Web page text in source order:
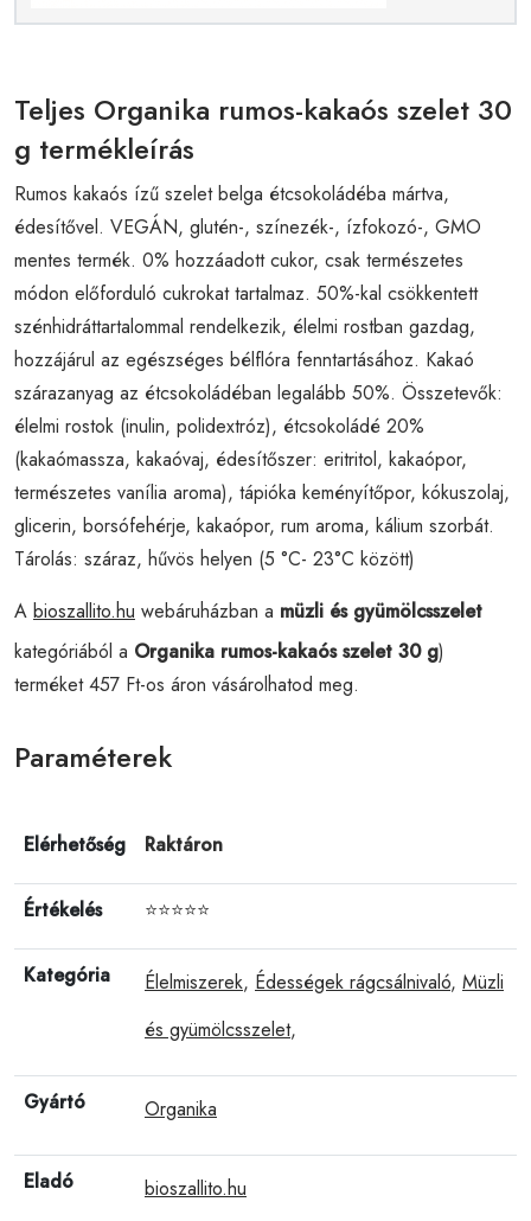
Teljes Organika rumos-kakaós szelet 30
g termékleírás
Rumos kakaós ízű szelet belga étcsokoládéba mártva,
édesítővel. VEGÁN, glutén-, színezék-, ízfokozó-, GMO
mentes termék. 0% hozzáadott cukor, csak természetes
módon előforduló cukrokat tartalmaz. 50%-kal csökkentett
szénhidráttartalommal rendelkezik, élelmi rostban gazdag,
hozzájárul az egészséges bélflóra fenntartásához. Kakaó
szárazanyag az étcsokoládéban legalább 50%. Összetevők:
élelmi rostok (inulin, polidextróz), étcsokoládé 20%
(kakaómassza, kakaóvaj, édesítőszer: eritritol, kakaópor,
természetes vanília aroma), tápióka keményítőpor, kókuszolaj,
glicerin, borsófehérje, kakaópor, rum aroma, kálium szorbát.
Tárolás: száraz, hűvös helyen (5 °C- 23°C között)
A bioszallito.hu webáruházban a müzli és gyümölcsszelet
kategóriából a Organika rumos-kakaós szelet 30 g)
terméket 457 Ft-os áron vásárolhatod meg.
Paraméterek
Elérhetőség Raktáron
Értékelés ⭐⭐⭐⭐⭐
Kategória Élelmiszerek, Édességek rágcsálnivaló, Müzli
és gyümölcsszelet,
Gyártó Organika
Eladó bioszallito.hu